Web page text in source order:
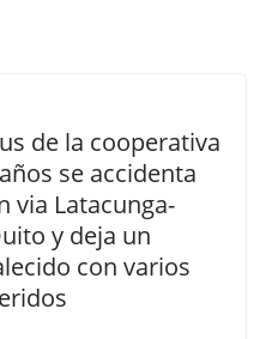
de la cooperativa
se accidenta
via Latacunga-
y deja un
con varios